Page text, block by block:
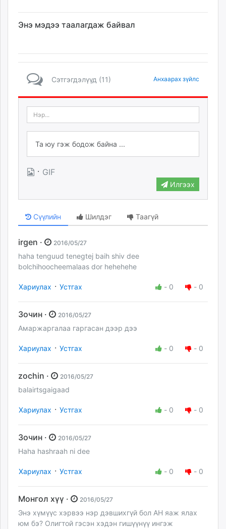
Энэ мэдээ таалагдаж байвал
Сэтгэгдэлүүд (11) Анхаарах зүйлс
· GIF
Илгээх
Сүүлийн Шилдэг Таагүй
irgen · 2016/05/27
haha tenguud tenegtej baih shiv dee
bolchihoocheemalaas dor hehehehe
Хариулах · Устгах - 0 - 0
Зочин · 2016/05/27
Амаржаргалаа гаргасан дээр дээ
Хариулах · Устгах - 0 - 0
zochin · 2016/05/27
balairtsgaigaad
Хариулах · Устгах - 0 - 0
Зочин · 2016/05/27
Haha hashraah ni dee
Хариулах · Устгах - 0 - 0
Монгол хүү · 2016/05/27
Энэ хүмүүс хэрвээ нэр дэвшихгүй бол АН яаж ялах
юм бэ? Олигтой гэсэн хэдэн гишүүнүү ингэж